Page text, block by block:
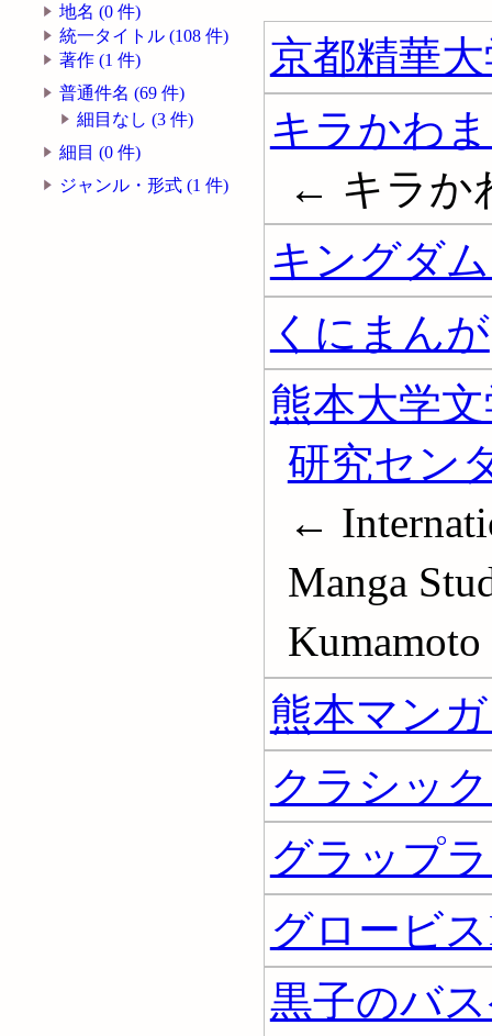
地名 (0 件)
統一タイトル (108 件)
著作 (1 件)
普通件名 (69 件)
細目なし (3 件)
細目 (0 件)
ジャンル・形式 (1 件)
京都精華
キラかわ
← キラか
キングダ
くにまんが
熊本大学
研究セン
←
Manga
熊本マン
クラシッ
グラップ
グロービ
黒子のバ